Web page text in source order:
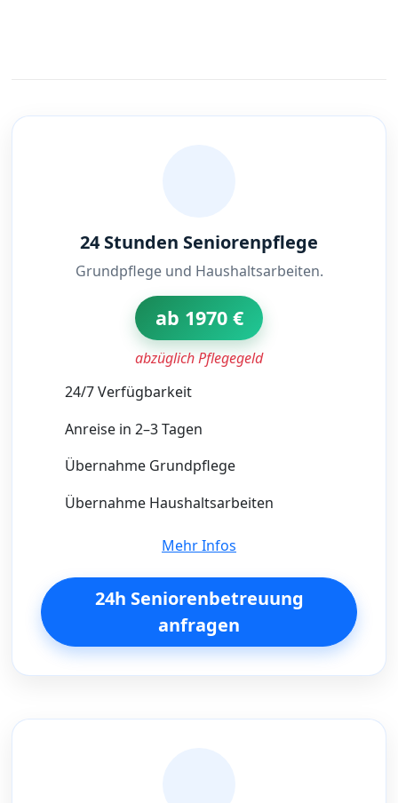
24 Stunden Seniorenpflege
Grundpflege und Haushaltsarbeiten.
ab 1970 €
abzüglich Pflegegeld
24/7 Verfügbarkeit
Anreise in 2–3 Tagen
Übernahme Grundpflege
Übernahme Haushaltsarbeiten
Mehr Infos
24h Seniorenbetreuung
anfragen